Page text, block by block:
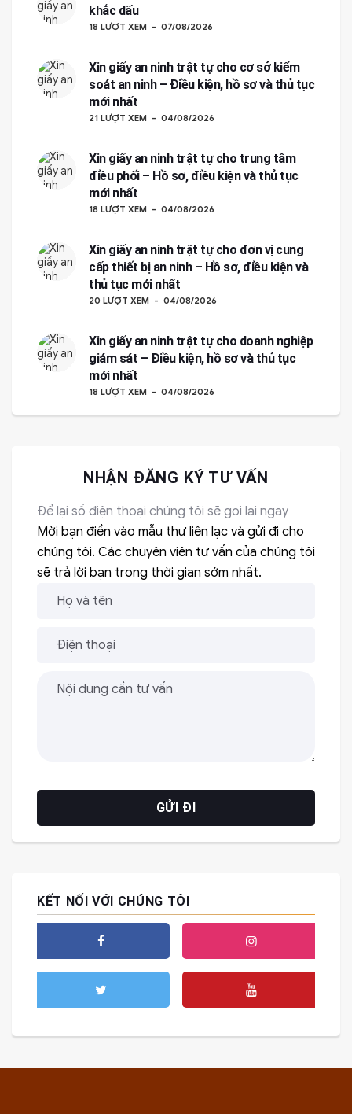
khắc dấu
18 LƯỢT XEM 07/08/2026
Xin giấy an ninh trật tự cho cơ sở kiểm
soát an ninh – Điều kiện, hồ sơ và thủ tục
mới nhất
21 LƯỢT XEM 04/08/2026
Xin giấy an ninh trật tự cho trung tâm
điều phối – Hồ sơ, điều kiện và thủ tục
mới nhất
18 LƯỢT XEM 04/08/2026
Xin giấy an ninh trật tự cho đơn vị cung
cấp thiết bị an ninh – Hồ sơ, điều kiện và
thủ tục mới nhất
20 LƯỢT XEM 04/08/2026
Xin giấy an ninh trật tự cho doanh nghiệp
giám sát – Điều kiện, hồ sơ và thủ tục
mới nhất
18 LƯỢT XEM 04/08/2026
NHẬN ĐĂNG KÝ TƯ VẤN
Để lại số điện thoại chúng tôi sẽ gọi lại ngay
Mời bạn điền vào mẫu thư liên lạc và gửi đi cho
chúng tôi. Các chuyên viên tư vấn của chúng tôi
sẽ trả lời bạn trong thời gian sớm nhất.
KẾT NỐI VỚI CHÚNG TÔI